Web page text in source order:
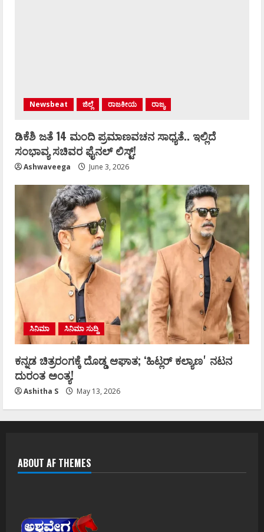
Newsbeat ಜಿಲ್ಲೆ ರಾಜಕೀಯ ರಾಜ್ಯ
ಡಿಕೆಶಿ ಜತೆ 14 ಮಂದಿ ಪ್ರಮಾಣವಚನ ಸಾಧ್ಯತೆ.. ಇಲ್ಲಿದೆ
ಸಂಭಾವ್ಯ ಸಚಿವರ ಫೈನಲ್ ಲಿಸ್ಟ್‌!
Ashwaveega June 3, 2026
ಸಿನಿಮಾ ಸಿನಿಮಾ ಸುದ್ದಿ
ಕನ್ನಡ ಚಿತ್ರರಂಗಕ್ಕೆ ದೊಡ್ಡ ಆಘಾತ; ʻಹಿಟ್ಲರ್ ಕಲ್ಯಾಣʼ ನಟನ
ದುರಂತ ಅಂತ್ಯ!
Ashitha S May 13, 2026
ABOUT AF THEMES